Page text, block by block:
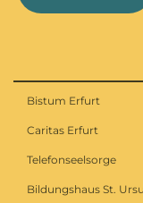
Bistum Erfurt
Caritas Erfurt
Telefonseelsorge
Bildungshaus St.